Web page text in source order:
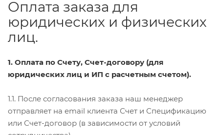
Оплата заказа для
юридических и физических
лиц.
1. Оплата по Счету, Счет-договору (для
юридических лиц и ИП с расчетным счетом).
1.1. После согласования заказа наш менеджер
отправляет на email клиента Счет и Спецификацию
или Счет-договор (в зависимости от условий